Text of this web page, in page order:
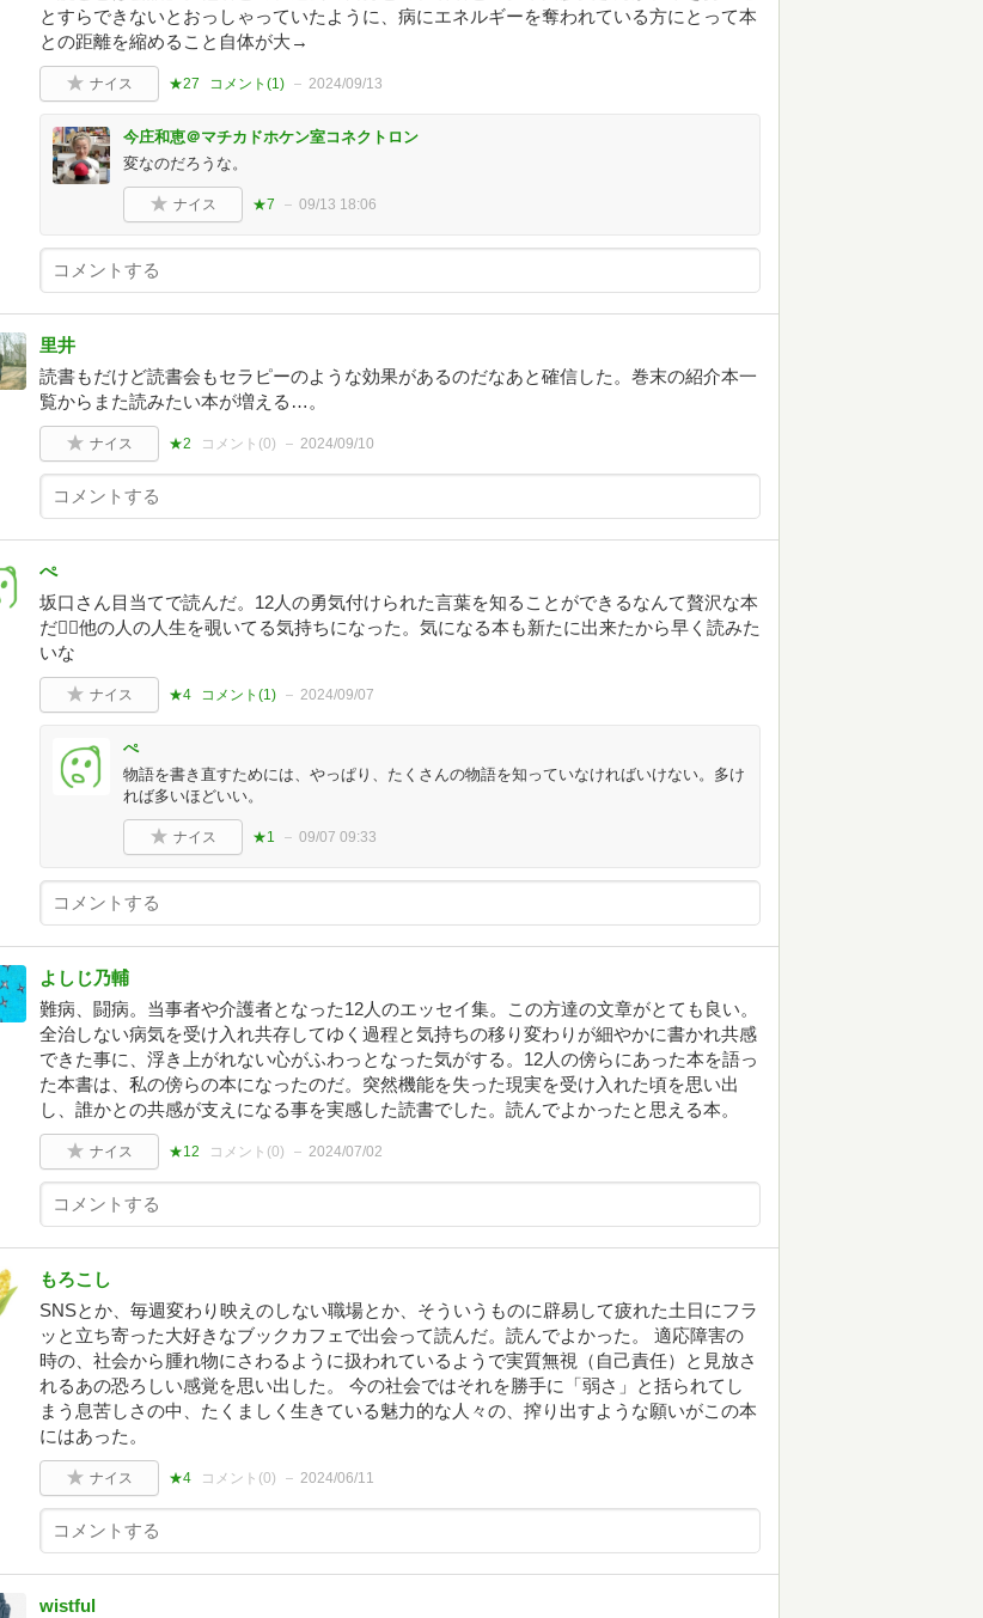
とすらできないとおっしゃっていたように、病にエネルギーを奪われている方にとって本
との距離を縮めること自体が大→
ナイス ★27 コメント(1) 2024/09/13
今庄和恵＠マチカドホケン室コネクトロン
変なのだろうな。
ナイス ★7 09/13 18:06
里井
読書もだけど読書会もセラピーのような効果があるのだなあと確信した。巻末の紹介本一
覧からまた読みたい本が増える…。
ナイス ★2 コメント(0) 2024/09/10
ぺ
坂口さん目当てで読んだ。12人の勇気付けられた言葉を知ることができるなんて贅沢な本
だ🙂‍↕️他の人の人生を覗いてる気持ちになった。気になる本も新たに出来たから早く読みた
いな
ナイス ★4 コメント(1) 2024/09/07
ぺ
物語を書き直すためには、やっぱり、たくさんの物語を知っていなければいけない。多け
れば多いほどいい。
ナイス ★1 09/07 09:33
よしじ乃輔
難病、闘病。当事者や介護者となった12人のエッセイ集。この方達の文章がとても良い。
全治しない病気を受け入れ共存してゆく過程と気持ちの移り変わりが細やかに書かれ共感
できた事に、浮き上がれない心がふわっとなった気がする。12人の傍らにあった本を語っ
た本書は、私の傍らの本になったのだ。突然機能を失った現実を受け入れた頃を思い出
し、誰かとの共感が支えになる事を実感した読書でした。読んでよかったと思える本。
ナイス ★12 コメント(0) 2024/07/02
もろこし
SNSとか、毎週変わり映えのしない職場とか、そういうものに辟易して疲れた土日にフラ
ッと立ち寄った大好きなブックカフェで出会って読んだ。読んでよかった。 適応障害の
時の、社会から腫れ物にさわるように扱われているようで実質無視（自己責任）と見放さ
れるあの恐ろしい感覚を思い出した。 今の社会ではそれを勝手に「弱さ」と括られてし
まう息苦しさの中、たくましく生きている魅力的な人々の、搾り出すような願いがこの本
にはあった。
ナイス ★4 コメント(0) 2024/06/11
wistful